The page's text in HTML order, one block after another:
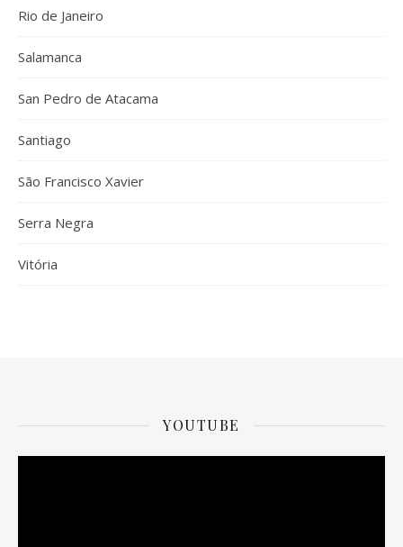
Rio de Janeiro
Salamanca
San Pedro de Atacama
Santiago
São Francisco Xavier
Serra Negra
Vitória
YOUTUBE